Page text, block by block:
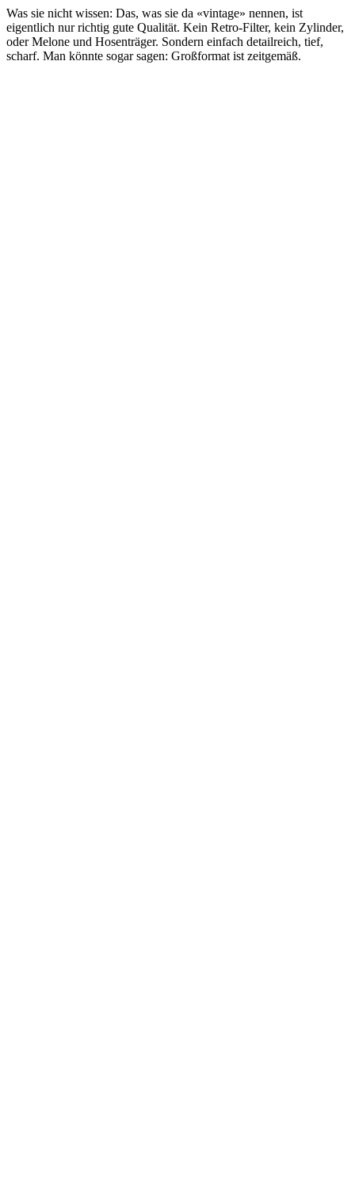
Was sie nicht wissen: Das, was sie da «vintage» nennen, ist
eigentlich nur richtig gute Qualität. Kein Retro-Filter, kein Zylinder,
oder Melone und Hosenträger. Sondern einfach detailreich, tief,
scharf. Man könnte sogar sagen: Großformat ist zeitgemäß.